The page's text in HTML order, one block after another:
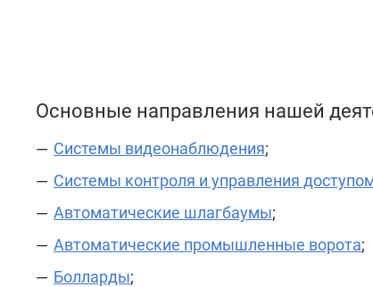
Основные направления нашей
Системы видеонаблюдения;
Системы контроля и управления
Автоматические шлагбаумы;
Автоматические промышленные ворота;
Болларды;